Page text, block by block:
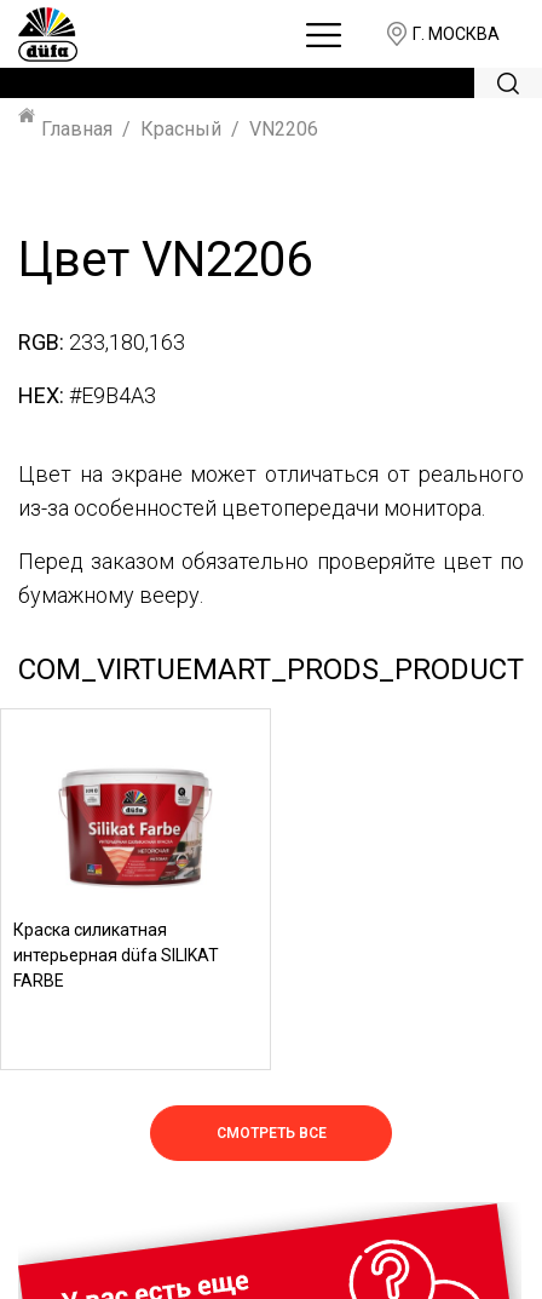
Г. МОСКВА
Главная Красный VN2206
Цвет VN2206
RGB: 233,180,163
HEX: #E9B4A3
Цвет на экране может отличаться от реального
из-за особенностей цветопередачи монитора.
Перед заказом обязательно проверяйте цвет по
бумажному вееру.
COM_VIRTUEMART_PRODS_PRODUCT
Краска силикатная
интерьерная düfa SILIKAT
FARBE
СМОТРЕТЬ ВСЕ